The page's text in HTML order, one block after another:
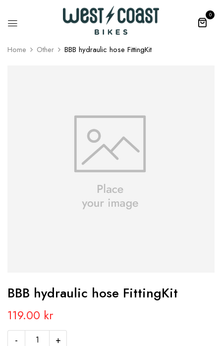
0
Home Other BBB hydraulic hose FittingKit
BBB hydraulic hose FittingKit
119.00 kr
- +